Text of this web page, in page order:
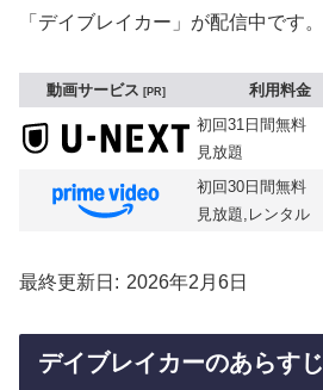
「デイブレイカー」が配信中です。
動画サービス PR 利用料金
初回31日間無料
見放題
初回30日間無料
見放題,レンタル
最終更新日 2026年2月6日
デイブレイカーのあらすじ